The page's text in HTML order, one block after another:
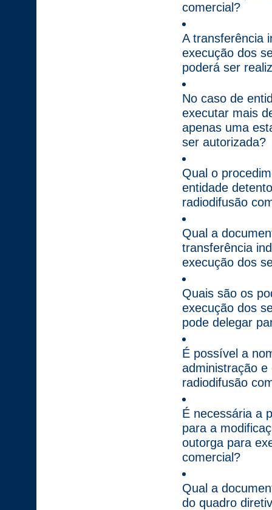
comercial?
A transferência
execução dos
poderá ser
No caso de
executar mais
apenas uma
ser autorizada?
Qual o
entidade
radiodifusão
Qual a
transferência
execução dos
Quais são os
execução dos
pode delegar
É possível a
administração
radiodifusão
É necessária a
para a
outorga para
comercial?
Qual a
do quadro